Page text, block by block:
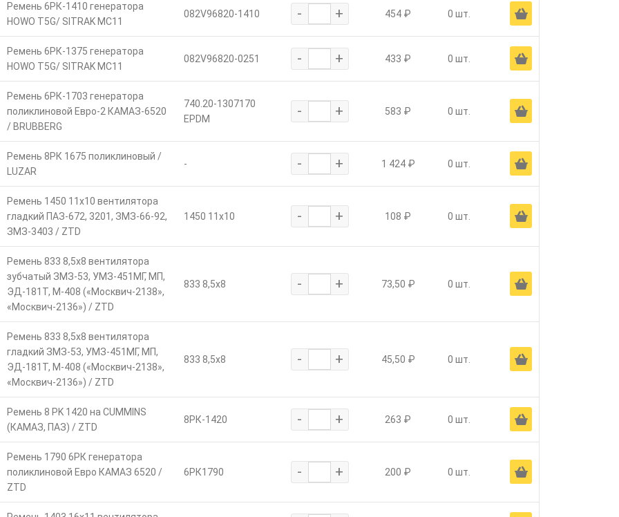
Ремень 6РК-1410 генератора
HOWO T5G/ SITRAK МС11
082V96820-1410 - + 454 ₽ 0 шт. Ä
Ремень 6РК-1375 генератора
HOWO T5G/ SITRAK МС11
082V96820-0251 - + 433 ₽ 0 шт. Ä
Ремень 6РК-1703 генератора
поликлиновой Евро-2 КАМАЗ-6520
/ BRUBBERG
740.20-1307170
EPDM
- + 583 ₽ 0 шт. Ä
Ремень 8РК 1675 поликлиновый /
LUZAR
- - + 1 424 ₽ 0 шт. Ä
Ремень 1450 11х10 вентилятора
гладкий ПАЗ-672, 3201, ЗМЗ-66-92,
ЗМЗ-3403 / ZTD
1450 11х10 - + 108 ₽ 0 шт. Ä
Ремень 833 8,5х8 вентилятора
зубчатый ЗМЗ-53, УМЗ-451МГ, МП,
ЭД-181Т, М-408 («Москвич-2138»,
«Москвич-2136») / ZTD
833 8,5х8 - + 73,50 ₽ 0 шт. Ä
Ремень 833 8,5х8 вентилятора
гладкий ЗМЗ-53, УМЗ-451МГ, МП,
ЭД-181Т, М-408 («Москвич-2138»,
«Москвич-2136») / ZTD
833 8,5х8 - + 45,50 ₽ 0 шт. Ä
Ремень 8 РK 1420 на CUMMINS
(КАМАЗ, ПАЗ) / ZTD
8РК-1420 - + 263 ₽ 0 шт. Ä
Ремень 1790 6РК генератора
поликлиновой Евро КАМАЗ 6520 /
ZTD
6РК1790 - + 200 ₽ 0 шт. Ä